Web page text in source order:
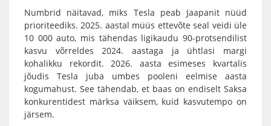
Numbrid näitavad, miks Tesla peab Jaapanit nüüd
prioriteediks. 2025. aastal müüs ettevõte seal veidi üle
10 000 auto, mis tähendas ligikaudu 90-protsendilist
kasvu võrreldes 2024. aastaga ja ühtlasi margi
kohalikku rekordit. 2026. aasta esimeses kvartalis
jõudis Tesla juba umbes pooleni eelmise aasta
kogumahust. See tähendab, et baas on endiselt Saksa
konkurentidest märksa väiksem, kuid kasvutempo on
järsem.